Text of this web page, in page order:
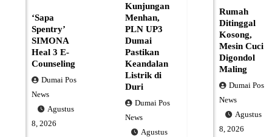
‘Sapa
Spentry’
SIMONA
Heal 3 E-
Counseling
Dumai Pos
News
Agustus
8, 2026
Kunjungan
Menhan,
PLN UP3
Dumai
Pastikan
Keandalan
Listrik di
Duri
Dumai Pos
News
Agustus
Rumah
Ditinggal
Kosong,
Mesin Cuci
Digondol
Maling
Dumai Pos
News
Agustus
8, 2026